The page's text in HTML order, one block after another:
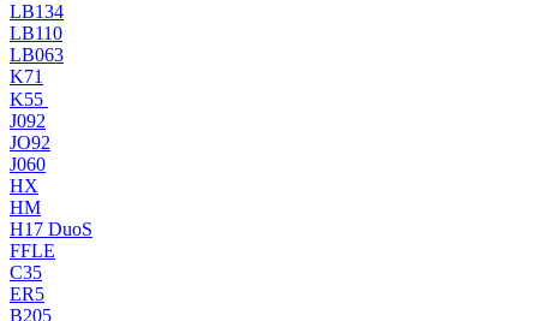
LB134
LB110
LB063
K71
K55
J092
JO92
J060
HX
HM
H17 DuoS
FFLE
C35
ER5
B205